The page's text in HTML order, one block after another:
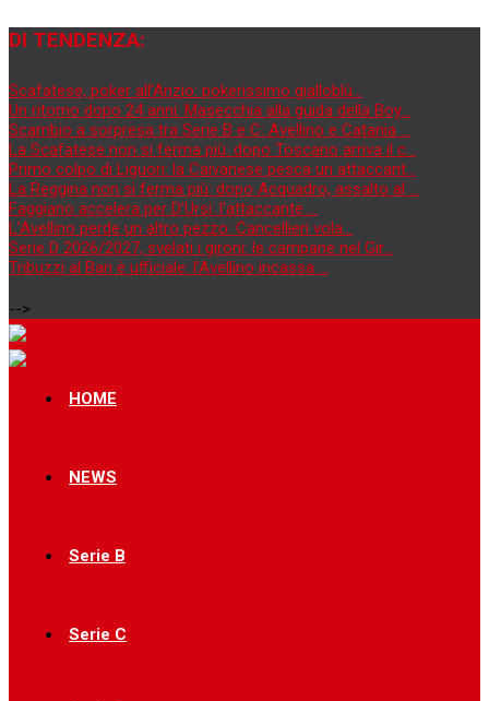
DI TENDENZA:
Scafatese, poker all’Anzio: pokerissimo gialloblù...
Un ritorno dopo 24 anni: Masecchia alla guida della Boy...
Scambio a sorpresa tra Serie B e C: Avellino e Catania ...
La Scafatese non si ferma più: dopo Toscano arriva il c...
Primo colpo di Liguori: la Caivanese pesca un attaccant...
La Reggina non si ferma più: dopo Acquadro, assalto al ...
Faggiano accelera per D’Ursi: l’attaccante ...
L’Avellino perde un altro pezzo: Cancellieri vola...
Serie D 2026/2027, svelati i gironi: le campane nel Gir...
Tribuzzi al Bari è ufficiale: l’Avellino incassa ...
-->
HOME
NEWS
Serie B
Serie C